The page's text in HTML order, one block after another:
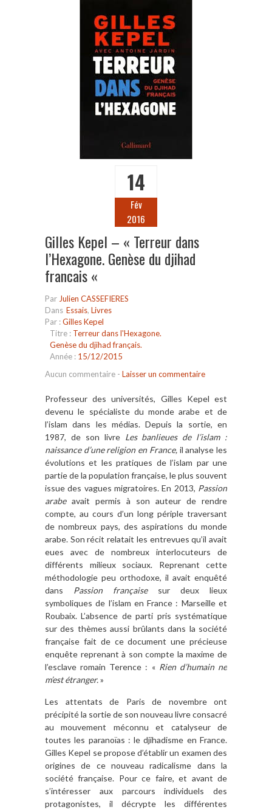
14
Fév
2016
Gilles Kepel – « Terreur dans
l’Hexagone. Genèse du djihad
francais «
Par Julien CASSEFIERES
Dans Essais, Livres
Par :Gilles Kepel
Titre : Terreur dans l'Hexagone.
Genèse du djihad français.
Année : 15/12/2015
Aucun commentaire - Laisser un commentaire
Professeur des universités, Gilles Kepel est
devenu le spécialiste du monde arabe et de
l’islam dans les médias. Depuis la sortie, en
1987, de son livre Les banlieues de l’islam :
naissance d’une religion en France,il analyse les
évolutions et les pratiques de l’islam par une
partie de la population française, le plus souvent
issue des vagues migratoires. En 2013, Passion
arabeavait permis à son auteur de rendre
compte, au cours d’un long périple traversant
de nombreux pays, des aspirations du monde
arabe. Son récit relatait les entrevues qu’il avait
eues avec de nombreux interlocuteurs de
différents milieux sociaux. Reprenant cette
méthodologie peu orthodoxe, il avait enquêté
dans Passion françaisesur deux lieux
symboliques de l’islam en France : Marseille et
Roubaix. L’absence de parti pris systématique
sur des thèmes aussi brûlants dans la société
française fait de ce document une précieuse
enquête reprenant à son compte la maxime de
l’esclave romain Terence : « Rien d’humain ne
m’est étranger.»
Les attentats de Paris de novembre ont
précipité la sortie de son nouveau livre consacré
au mouvement méconnu et catalyseur de
toutes les paranoïas : le djihadisme en France.
Gilles Kepel se propose d’établir un examen des
origines de ce nouveau radicalisme dans la
société française. Pour ce faire, et avant de
s’intéresser aux parcours individuels des
protagonistes, il décrypte les différentes